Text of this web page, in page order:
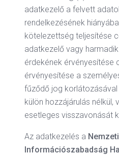
adatkezelő a felvett
rendelkezésének
kötelezettség teljesítése
adatkezelő vagy
érdekének érvényesítése
érvényesítése a
fűződő jog
külön hozzájárulás nélkül,
esetleges visszavonását
Az adatkezelés a
Információszabadság